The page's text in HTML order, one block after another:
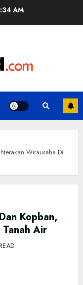
AM
Wirausaha Di
Kopban,
Air